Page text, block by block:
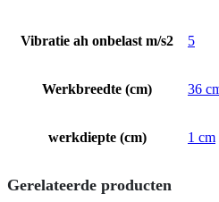
Vibratie ah onbelast m/s2 5
Werkbreedte (cm) 36
werkdiepte (cm) 1 cm
Gerelateerde producten